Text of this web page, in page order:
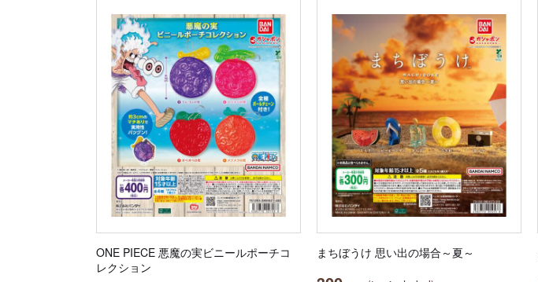
ONE PIECE 悪魔の実ビニールポーチコ
レクション
まちぼうけ 思い出の場合～夏～